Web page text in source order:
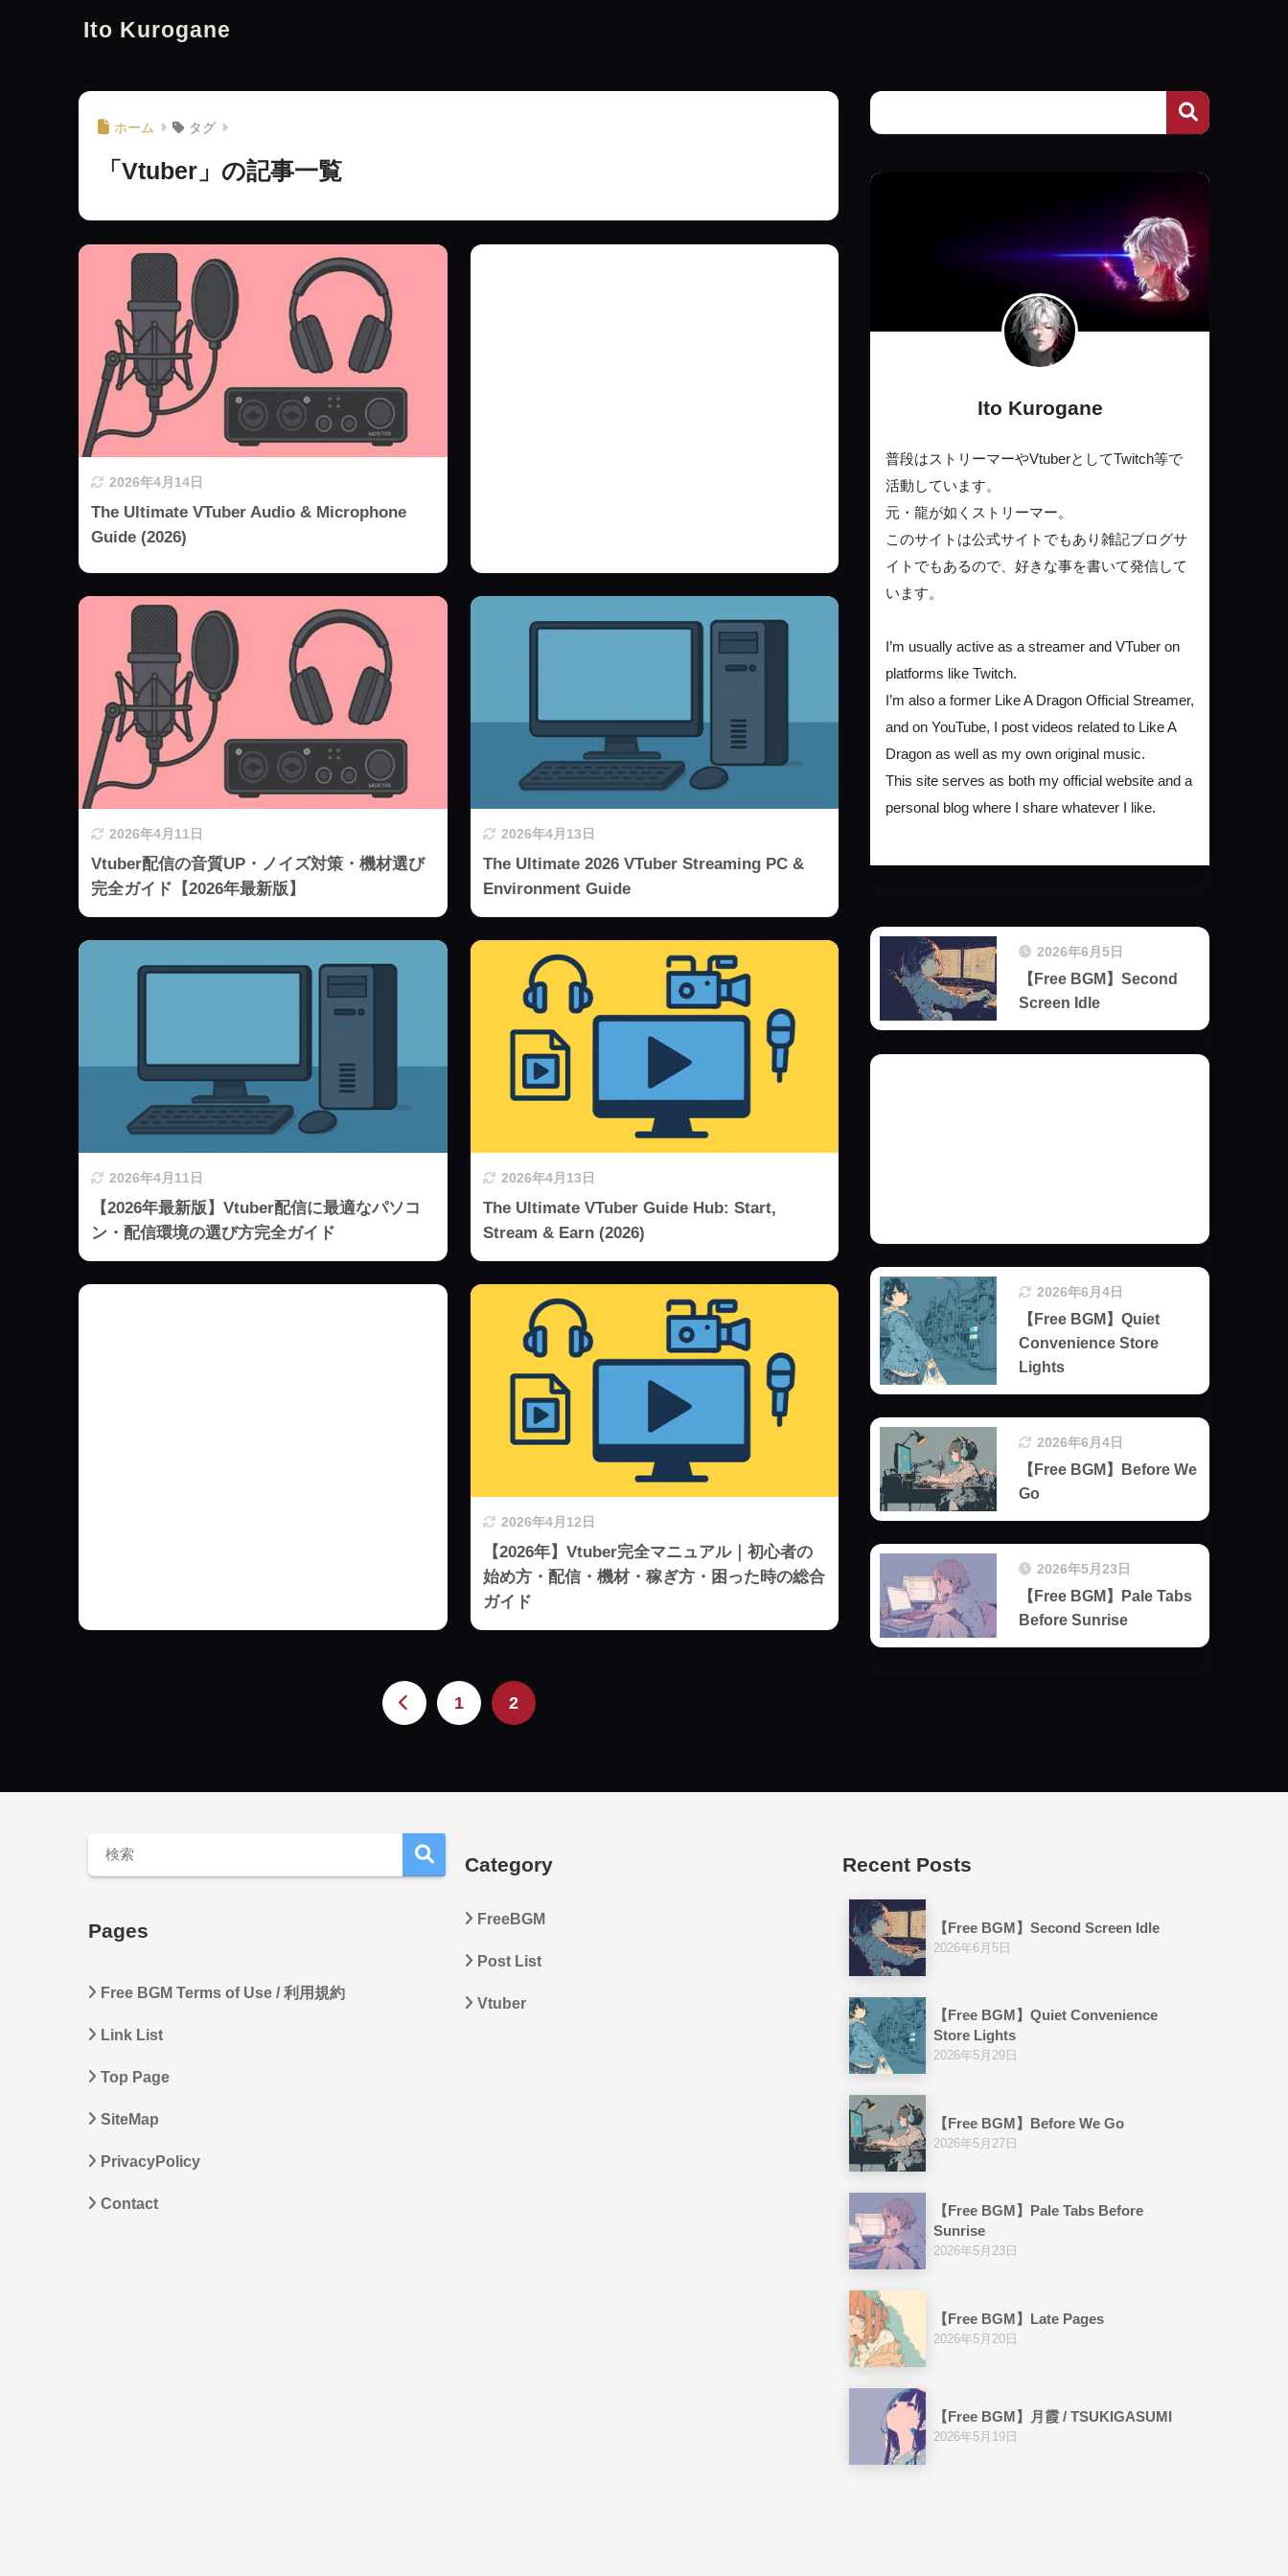
Ito Kurogane
ホーム タグ
「Vtuber」の記事一覧
2026年4月14日
The Ultimate VTuber Audio & Microphone
Guide (2026)
2026年4月11日
Vtuber配信の音質UP・ノイズ対策・機材選び
完全ガイド【2026年最新版】
2026年4月13日
The Ultimate 2026 VTuber Streaming PC &
Environment Guide
2026年4月11日
【2026年最新版】Vtuber配信に最適なパソコ
ン・配信環境の選び方完全ガイド
2026年4月13日
The Ultimate VTuber Guide Hub: Start,
Stream & Earn (2026)
2026年4月12日
【2026年】Vtuber完全マニュアル｜初心者の
始め方・配信・機材・稼ぎ方・困った時の総合
ガイド
1 2
Ito Kurogane
普段はストリーマーやVtuberとしてTwitch等で
活動しています。
元・龍が如くストリーマー。
このサイトは公式サイトでもあり雑記ブログサ
イトでもあるので、好きな事を書いて発信して
います。
I’m usually active as a streamer and VTuber on
platforms like Twitch.
I’m also a former Like A Dragon Official Streamer,
and on YouTube, I post videos related to Like A
Dragon as well as my own original music.
This site serves as both my official website and a
personal blog where I share whatever I like.
2026年6月5日
【Free BGM】Second
Screen Idle
2026年6月4日
【Free BGM】Quiet
Convenience Store
Lights
2026年6月4日
【Free BGM】Before We
Go
2026年5月23日
【Free BGM】Pale Tabs
Before Sunrise
Pages
Free BGM Terms of Use / 利用規約
Link List
Top Page
SiteMap
PrivacyPolicy
Contact
Category
FreeBGM
Post List
Vtuber
Recent Posts
【Free BGM】Second Screen Idle
2026年6月5日
【Free BGM】Quiet Convenience
Store Lights
2026年5月29日
【Free BGM】Before We Go
2026年5月27日
【Free BGM】Pale Tabs Before
Sunrise
2026年5月23日
【Free BGM】Late Pages
2026年5月20日
【Free BGM】月霞 / TSUKIGASUMI
2026年5月19日